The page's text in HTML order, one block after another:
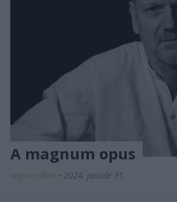
A magnum opus
vegsozoltan • 2024. január 31.